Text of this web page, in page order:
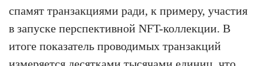
спамят транзакциями ради, к примеру, участия
в запуске перспективной NFT-коллекции. В
итоге показатель проводимых транзакций